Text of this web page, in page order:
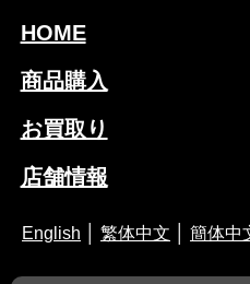
HOME
商品購入
お買取り
店舗情報
English 繁体中文 簡体中